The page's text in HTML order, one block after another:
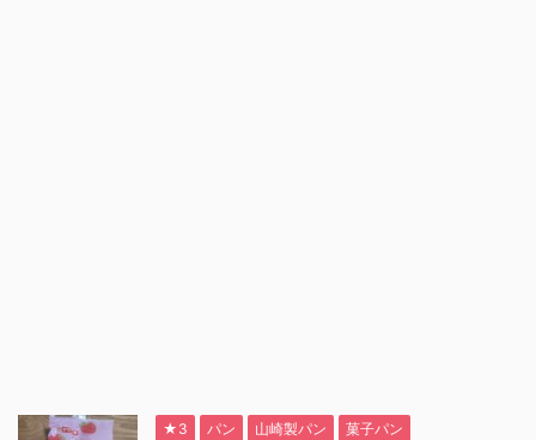
★3 パン 山崎製パン 菓子パン